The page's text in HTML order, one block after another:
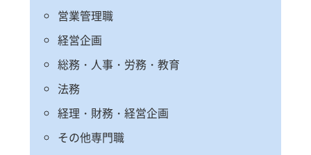
営業管理職
経営企画
総務・人事・労務・教育
法務
経理・財務・経営企画
その他専門職